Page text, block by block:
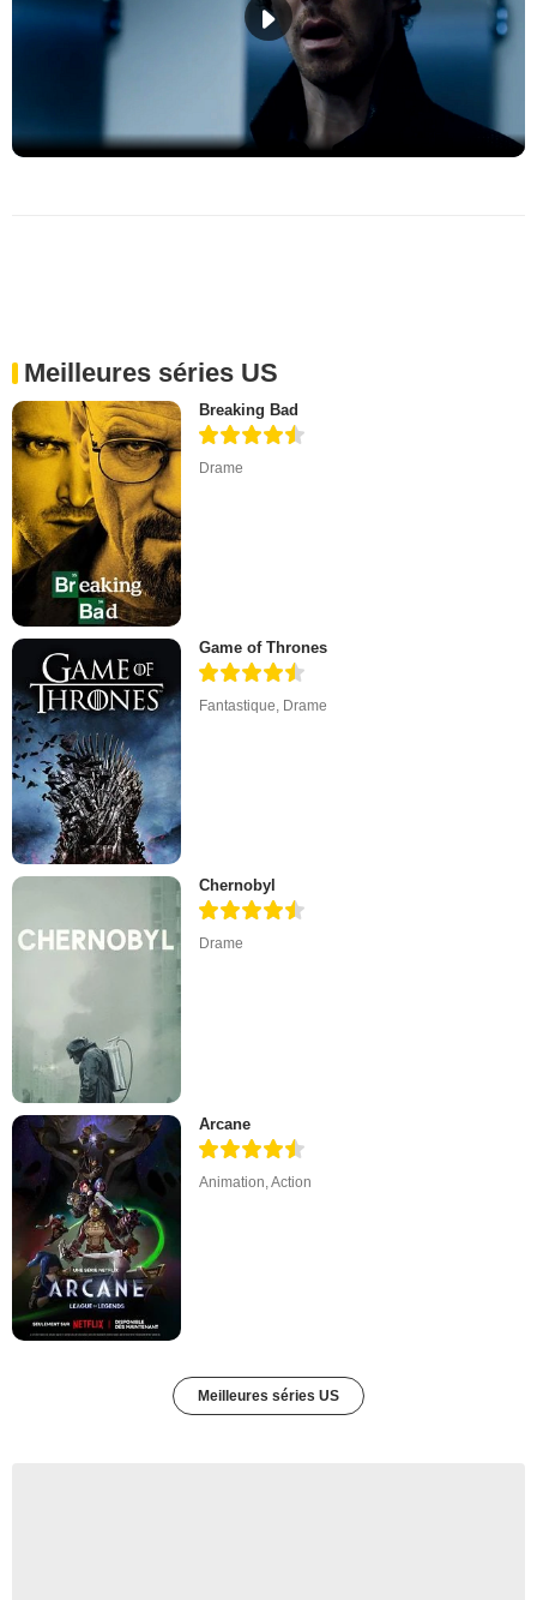
Meilleures séries US
Breaking Bad
Drame
Game of Thrones
Fantastique, Drame
Chernobyl
Drame
Arcane
Animation ,Action
Meilleures séries US